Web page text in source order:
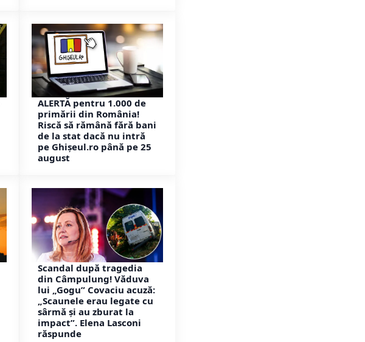
ALERTĂ pentru 1.000 de
primării din România!
Riscă să rămână fără bani
de la stat dacă nu intră
pe Ghișeul.ro până pe 25
august
Scandal după tragedia
din Câmpulung! Văduva
lui „Gogu” Covaciu acuză:
„Scaunele erau legate cu
sârmă și au zburat la
impact”. Elena Lasconi
răspunde